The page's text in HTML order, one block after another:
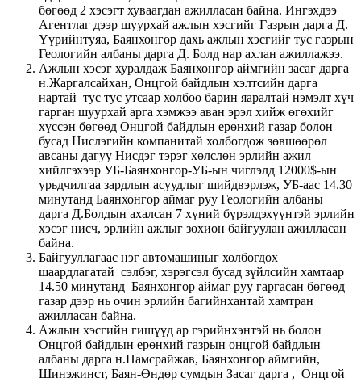
бөгөөд 2 хэсэгт хуваагдан ажилласан байна. Ингэхдээ
Агентлаг дээр шуурхай ажлын хэсгийг Газрын дарга Д.
Үүрийнтуяа, Баянхонгор дахь ажлын хэсгийг тус газрын
Геологийн албаны дарга Д. Болд нар ахлан ажиллажээ.
Ажлын хэсэг хуралдаж Баянхонгор аймгийн засаг дарга
н.Жаргалсайхан, Онцгой байдлын хэлтсийн дарга
нартай тус тус утсаар холбоо барин яаралтай нэмэлт хүч
гарган шуурхай арга хэмжээ аван эрэл хийж өгөхийг
хүссэн бөгөөд Онцгой байдлын ерөнхий газар болон
бусад Нислэгийн компанитай холбогдож зөвшөөрөл
авсаны дагуу Нисдэг тэрэг хөлслөн эрлийн ажил
хийлгэхээр УБ-Баянхонгор-УБ-ын чиглэлд 12000$-ын
урьдчилгаа зардлын асуудлыг шийдвэрлэж, УБ-аас 14.30
минутанд Баянхонгор аймаг руу Геологийн албаны
дарга Д.Болдын ахалсан 7 хүний бүрэлдэхүүнтэй эрлийн
хэсэг нисч, эрлийн ажлыг зохион байгуулан ажилласан
байна.
Байгууллагаас нэг автомашиныг холбогдох
шаардлагатай сэлбэг, хэрэгсэл бусад зүйлсийн хамтаар
14.50 минутанд Баянхонгор аймаг руу гаргасан бөгөөд
газар дээр нь очин эрлийн багийнхантай хамтран
ажилласан байна.
Ажлын хэсгийн гишүүд ар гэрийнхэнтэй нь болон
Онцгой байдлын ерөнхий газрын онцгой байдлын
албаны дарга н.Намсрайжав, Баянхонгор аймгийн,
Шинэжинст, Баян-Өндөр сумдын Засаг дарга , Онцгой